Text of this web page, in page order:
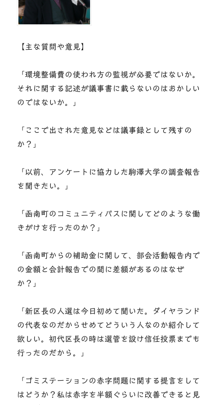
【主な質問や意見】
「環境整備費の使われ方の監視が必要ではないか。
それに関する記述が議事書に載らないのはおかしい
のではないか。」
「ここで出された意見などは議事録として残すの
か？」
「以前、アンケートに協力した駒澤大学の調査報告
を聞きたい。」
「函南町のコミュニティバスに関してどのような働
きがけを行ったのか？」
「函南町からの補助金に関して、部会活動報告内で
の金額と会計報告での間に差額があるのはなぜ
か？」
「新区長の人選は今日初めて聞いた。ダイヤランド
の代表なのだからせめてどういう人なのか紹介して
欲しい。初代区長の時は選管を設け信任投票までも
行ったのだから。」
「ゴミステーションの赤字問題に関する提言をして
はどうか？私は赤字を半額ぐらいに改善できると見